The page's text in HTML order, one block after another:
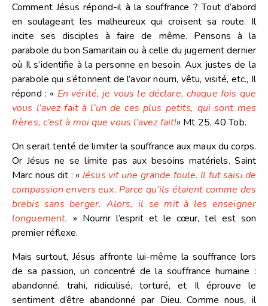
Comment Jésus répond-il à la souffrance ? Tout d’abord
en soulageant les malheureux qui croisent sa route. Il
incite ses disciples à faire de même. Pensons à la
parabole du bon Samaritain ou à celle du jugement dernier
où Il s’identifie à la personne en besoin. Aux justes de la
parabole qui s’étonnent de l’avoir nourri, vêtu, visité, etc., Il
répond : « En vérité, je vous le déclare, chaque fois que
vous l’avez fait à l’un de ces plus petits, qui sont mes
frères, c’est à moi que vous l’avez fait!» Mt 25, 40 Tob.
On serait tenté de limiter la souffrance aux maux du corps.
Or Jésus ne se limite pas aux besoins matériels. Saint
Marc nous dit : «Jésus vit une grande foule. Il fut saisi de
compassion envers eux. Parce qu’ils étaient comme des
brebis sans berger. Alors, il se mit à les enseigner
longuement. » Nourrir l’esprit et le cœur, tel est son
premier réflexe.
Mais surtout, Jésus affronte lui-même la souffrance lors
de sa passion, un concentré de la souffrance humaine :
abandonné, trahi, ridiculisé, torturé, et Il éprouve le
sentiment d’être abandonné par Dieu. Comme nous, il